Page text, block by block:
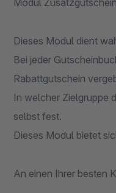
Modul
Dieses Modul dient
Bei jeder
Rabattgutschein
In welcher Zielgruppe
selbst fest.
Dieses Modul bietet
An einen Ihrer besten